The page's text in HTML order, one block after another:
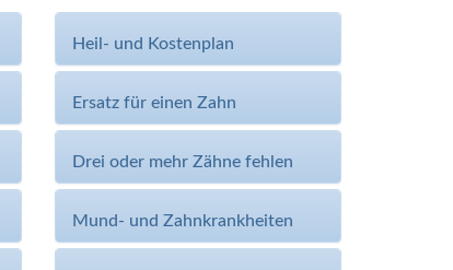
Heil- und Kostenplan
Ersatz für einen Zahn
Drei oder mehr Zähne fehlen
Mund- und Zahnkrankheiten